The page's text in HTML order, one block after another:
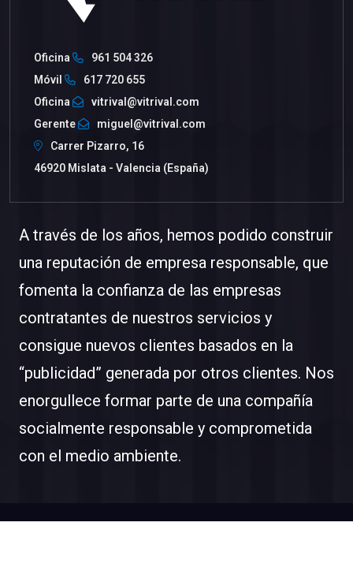
Oficina
961 504 326
Móvil
617 720 655
Oficina
vitrival@vitrival.com
Gerente
miguel@vitrival.com
Carrer Pizarro, 16
46920 Mislata - Valencia (España)
A través de los años, hemos podido construir
una reputación de empresa responsable, que
fomenta la confianza de las empresas
contratantes de nuestros servicios y
consigue nuevos clientes basados en la
“publicidad” generada por otros clientes. Nos
enorgullece formar parte de una compañía
socialmente responsable y comprometida
con el medio ambiente.